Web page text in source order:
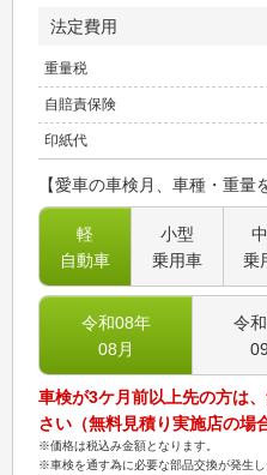
法定費用
重量税
自賠責保険
印紙代
【愛車の車検月、車種・重量
軽
自動車
小型
乗用車
乗
令和08年
08 月
令
09
車検が3ケ月前以上先の方は
さい（無料見積り実施店の場
※価格は税込み金額となります。
※車検を通す為に必要な部品交換が発生し